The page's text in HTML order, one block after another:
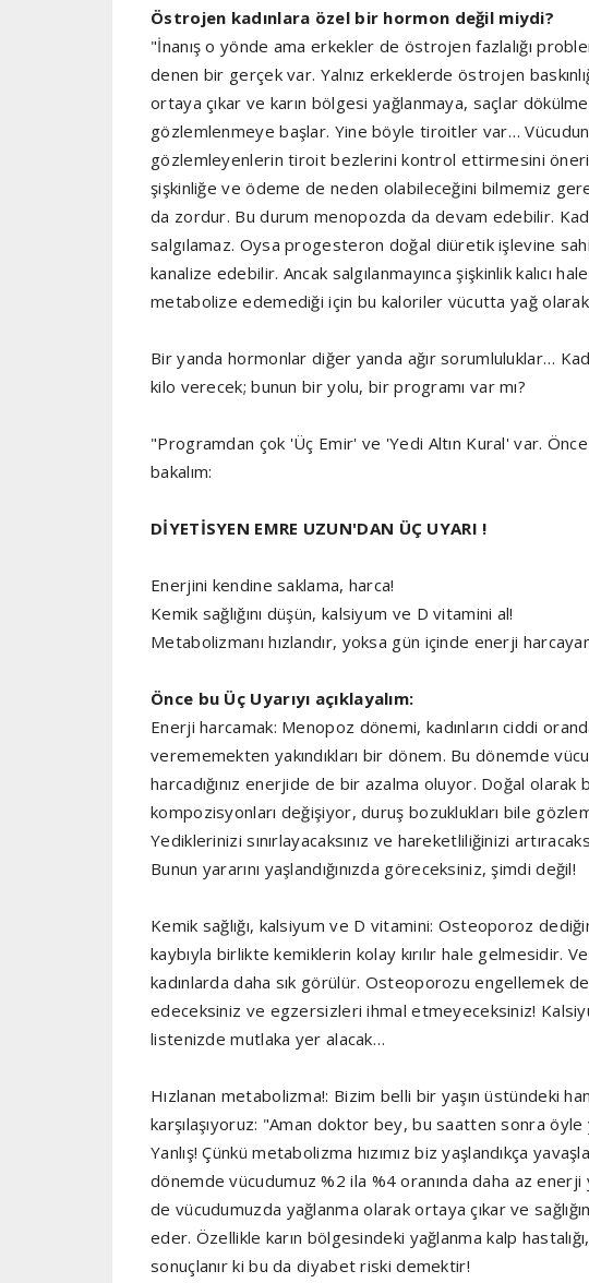
Östrojen kadınlara özel bir hormon değil miydi?
"İnanış o yönde ama erkekler de östrojen fazlalığı
denen bir gerçek var. Yalnız erkeklerde östrojen
ortaya çıkar ve karın bölgesi yağlanmaya, saçlar
gözlemlenmeye başlar. Yine böyle tiroitler var…
gözlemleyenlerin tiroit bezlerini kontrol ettirmesini
şişkinliğe ve ödeme de neden olabileceğini bilmemiz
da zordur. Bu durum menopozda da devam edebilir.
salgılamaz. Oysa progesteron doğal diüretik işlevine
kanalize edebilir. Ancak salgılanmayınca şişkinlik kalıcı
metabolize edemediği için bu kaloriler vücutta yağ olarak
Bir yanda hormonlar diğer yanda ağır sorumluluklar…
kilo verecek; bunun bir yolu, bir programı var mı?
"Programdan çok 'Üç Emir' ve 'Yedi Altın Kural' var.
bakalım:
DİYETİSYEN EMRE UZUN'DAN ÜÇ UYARI !
Enerjini kendine saklama, harca!
Kemik sağlığını düşün, kalsiyum ve D vitamini al!
Metabolizmanı hızlandır, yoksa gün içinde enerji
Önce bu Üç Uyarıyı açıklayalım:
Enerji harcamak: Menopoz dönemi, kadınların ciddi
verememekten yakındıkları bir dönem. Bu dönemde
harcadığınız enerjide de bir azalma oluyor. Doğal
kompozisyonları değişiyor, duruş bozuklukları bile
Yediklerinizi sınırlayacaksınız ve hareketliliğinizi
Bunun yararını yaşlandığınızda göreceksiniz, şimdi değil!
Kemik sağlığı, kalsiyum ve D vitamini: Osteoporoz
kaybıyla birlikte kemiklerin kolay kırılır hale gelmesidir.
kadınlarda daha sık görülür. Osteoporozu engellemek
edeceksiniz ve egzersizleri ihmal etmeyeceksiniz!
listenizde mutlaka yer alacak…
Hızlanan metabolizma!: Bizim belli bir yaşın üstündeki
karşılaşıyoruz: "Aman doktor bey, bu saatten sonra
Yanlış! Çünkü metabolizma hızımız biz yaşlandıkça
dönemde vücudumuz %2 ila %4 oranında daha az enerji
de vücudumuzda yağlanma olarak ortaya çıkar ve
eder. Özellikle karın bölgesindeki yağlanma kalp
sonuçlanır ki bu da diyabet riski demektir!